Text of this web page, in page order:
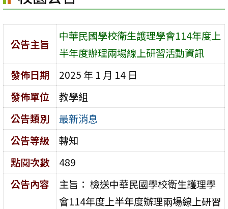
區
公告主旨
中華民國學校衛生護理學會114年度上
半年度辦理兩場線上研習活動資訊
發佈日期
2025 年 1 月 14 日
發佈單位
教學組
公告類別
最新消息
公告等級
轉知
點閱次數
489
公告內容
主旨： 檢送中華民國學校衛生護理學
會114年度上半年度辦理兩場線上研習